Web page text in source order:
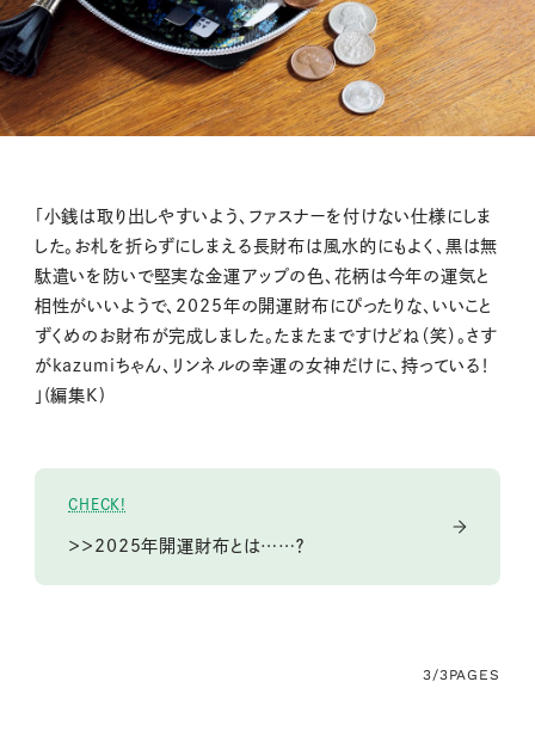
「小銭は取り出しやすいよう、ファスナーを付けない仕様にしま
した。お札を折らずにしまえる長財布は風水的にもよく、黒は無
駄遣いを防いで堅実な金運アップの色、花柄は今年の運気と
相性がいいようで、2025年の開運財布にぴったりな、いいこと
ずくめのお財布が完成しました。たまたまですけどね（笑）。さす
がkazumiちゃん、リンネルの幸運の女神だけに、持っている！
」(編集K)
CHECK!
＞＞2025年開運財布とは……？
3/3PAGES